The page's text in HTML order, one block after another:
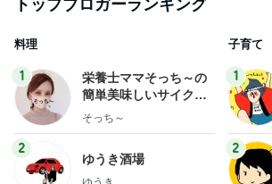
ゆうき
3
モモ母さん
3
もっと見る